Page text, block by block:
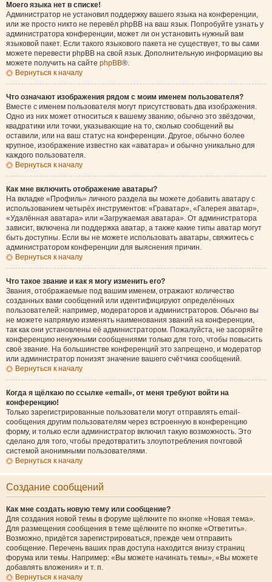
Моего языка нет в списке!
Администратор не установил поддержку вашего языка на конференции,
или же просто никто не перевёл phpBB на ваш язык. Попробуйте узнать у
администратора конференции, может ли он установить нужный вам
языковой пакет. Если такого языкового пакета не существует, то вы сами
можете перевести phpBB на свой язык. Дополнительную информацию вы
можете получить на сайте phpBB®.
Вернуться к началу
Что означают изображения рядом с моим именем пользователя?
Вместе с именем пользователя могут присутствовать два изображения.
Одно из них может относиться к вашему званию, обычно это звёздочки,
квадратики или точки, указывающие на то, сколько сообщений вы
оставили, или на ваш статус на конференции. Другое, обычно более
крупное, изображение известно как «аватара» и обычно уникально для
каждого пользователя.
Вернуться к началу
Как мне включить отображение аватары?
На вкладке «Профиль» личного раздела вы можете добавить аватару с
использованием четырёх инструментов: «Граватар», «Галерея аватар»,
«Удалённая аватара» или «Загружаемая аватара». От администратора
зависит, включена ли поддержка аватар, а также какие типы аватар могут
быть доступны. Если вы не можете использовать аватары, свяжитесь с
администратором конференции для выяснения причин.
Вернуться к началу
Что такое звание и как я могу изменить его?
Звания, отображаемые под вашим именем, отражают количество
созданных вами сообщений или идентифицируют определённых
пользователей: например, модераторов и администраторов. Обычно вы
не можете напрямую изменять наименования званий на конференции,
так как они установлены её администратором. Пожалуйста, не засоряйте
конференцию ненужными сообщениями только для того, чтобы повысить
своё звание. На большинстве конференций это запрещено, и модератор
или администратор понизят значение вашего счётчика сообщений.
Вернуться к началу
Когда я щёлкаю по ссылке «email», от меня требуют войти на
конференцию!
Только зарегистрированные пользователи могут отправлять email-
сообщения другим пользователям через встроенную в конференцию
форму, и только если администратор включил такую возможность. Это
сделано для того, чтобы предотвратить злоупотребления почтовой
системой анонимными пользователями.
Вернуться к началу
Создание сообщений
Как мне создать новую тему или сообщение?
Для создания новой темы в форуме щёлкните по кнопке «Новая тема».
Для размещения сообщения в теме щёлкните по кнопке «Ответить».
Возможно, придётся зарегистрироваться, прежде чем отправить
сообщение. Перечень ваших прав доступа находится внизу страниц
форума или темы. Например: «Вы можете начинать темы», «Вы можете
добавлять вложения» и т. п.
Вернуться к началу